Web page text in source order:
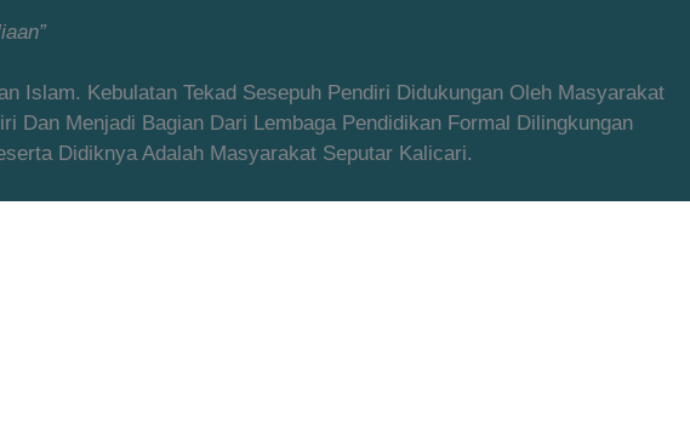
Islam. Kebulatan Tekad Sesepuh Pendiri Didukungan Oleh Masyarakat
Dan Menjadi Bagian Dari Lembaga Pendidikan Formal Dilingkungan
Didiknya Adalah Masyarakat Seputar Kalicari.